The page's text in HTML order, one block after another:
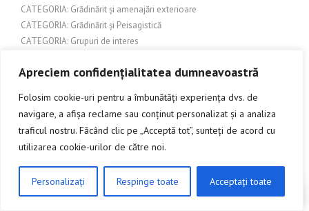
Apreciem confidențialitatea dumneavoastră
Folosim cookie-uri pentru a îmbunătăți experiența dvs. de
navigare, a afișa reclame sau conținut personalizat și a analiza
traficul nostru. Făcând clic pe „Acceptă tot”, sunteți de acord cu
utilizarea cookie-urilor de către noi.
Personalizați Respinge toate Acceptați toate
CATEGORIA: Grădinărit și amenajări exterioare
CATEGORIA: Grădinărit și Peisagistică
CATEGORIA: Grupuri de interes
CATEGORIA: Îmbunătățiri interioare
CATEGORIA: Îmbunătățiri pentru locuință
CATEGORIA: Îmbunătățiri și amenajări exterioare
CATEGORIA: Îmbunătățiri și design exterior
CATEGORIA: Îmbunătățiri și design interior
CATEGORIA: Încălzire și protecție exterioră
CATEGORIA: Industrie și construcții
CATEGORIA: Inovație și Tehnologie
CLICK AICI PENTRU A DISCUTA